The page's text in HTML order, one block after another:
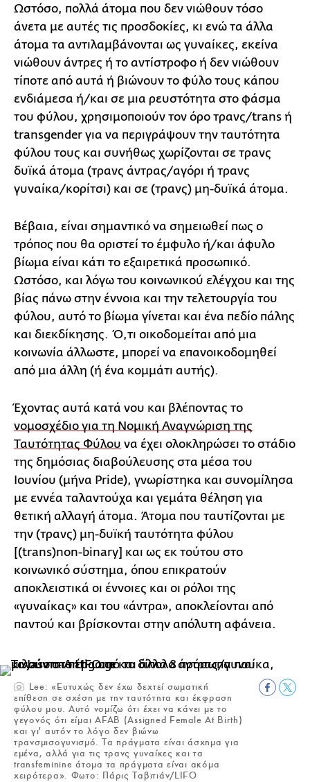
Ωστόσο, πολλά άτομα που δεν νιώθουν τόσο
άνετα με αυτές τις προσδοκίες, κι ενώ τα άλλα
άτομα τα αντιλαμβάνονται ως γυναίκες, εκείνα
νιώθουν άντρες ή το αντίστροφο ή δεν νιώθουν
τίποτε από αυτά ή βιώνουν το φύλο τους κάπου
ενδιάμεσα ή/και σε μια ρευστότητα στο φάσμα
του φύλου, χρησιμοποιούν τον όρο τρανς/trans ή
transgender για να περιγράψουν την ταυτότητα
φύλου τους και συνήθως χωρίζονται σε τρανς
δυϊκά άτομα (τρανς άντρας/αγόρι ή τρανς
γυναίκα/κορίτσι) και σε (τρανς) μη-δυϊκά άτομα.
Βέβαια, είναι σημαντικό να σημειωθεί πως ο
τρόπος που θα οριστεί το έμφυλο ή/και άφυλο
βίωμα είναι κάτι το εξαιρετικά προσωπικό.
Ωστόσο, και λόγω του κοινωνικού ελέγχου και της
βίας πάνω στην έννοια και την τελετουργία του
φύλου, αυτό το βίωμα γίνεται και ένα πεδίο πάλης
και διεκδίκησης. Ό,τι οικοδομείται από μια
κοινωνία άλλωστε, μπορεί να επανοικοδομηθεί
από μια άλλη (ή ένα κομμάτι αυτής).
Έχοντας αυτά κατά νου και βλέποντας το
νομοσχέδιο για τη Νομική Αναγνώριση της
Ταυτότητας Φύλου να έχει ολοκληρώσει το στάδιο
της δημόσιας διαβούλευσης στα μέσα του
Ιουνίου (μήνα Pride), γνωρίστηκα και συνομίλησα
με εννέα ταλαντούχα και γεμάτα θέληση για
θετική αλλαγή άτομα. Άτομα που ταυτίζονται με
την (τρανς) μη-δυϊκή ταυτότητα φύλου
[(trans)non-binary] και ως εκ τούτου στο
κοινωνικό σύστημα, όπου επικρατούν
αποκλειστικά οι έννοιες και οι ρόλοι της
«γυναίκας» και του «άντρα», αποκλείονται από
παντού και βρίσκονται στην απόλυτη αφάνεια.
Lee: «Ευτυχώς δεν έχω δεχτεί σωματική
επίθεση σε σχέση με την ταυτότητα και έκφραση
φύλου μου. Αυτό νομίζω ότι έχει να κάνει με το
γεγονός ότι είμαι AFAB (Assigned Female At Birth)
και γι' αυτόν το λόγο δεν βιώνω
τρανσμισογυνισμό. Τα πράγματα είναι άσχημα για
εμένα, αλλά για τις τρανς γυναίκες και τα
transfeminine άτομα τα πράγματα είναι ακόμα
χειρότερα». Φωτο: Πάρις Ταβιτιάν/LIFO